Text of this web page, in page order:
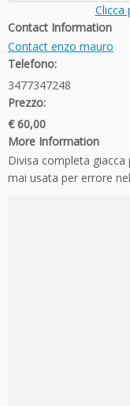
Clicca
Contact Information
Contact enzo mauro
Telefono:
3477347248
Prezzo:
€ 60,00
More Information
Divisa completa
mai usata per errore